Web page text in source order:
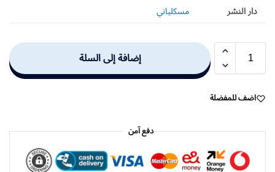
دار النشر مسكلياني
إضافة إلى السلة
اضف للمفضلة
دفع آمن